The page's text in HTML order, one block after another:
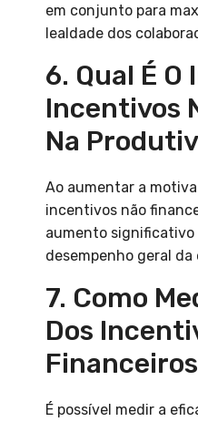
em conjunto para
lealdade dos
6. Qual É
Incentivos
Na
Ao aumentar a
incentivos não
aumento
desempenho geral da
7. Como
Dos
É possível medir a